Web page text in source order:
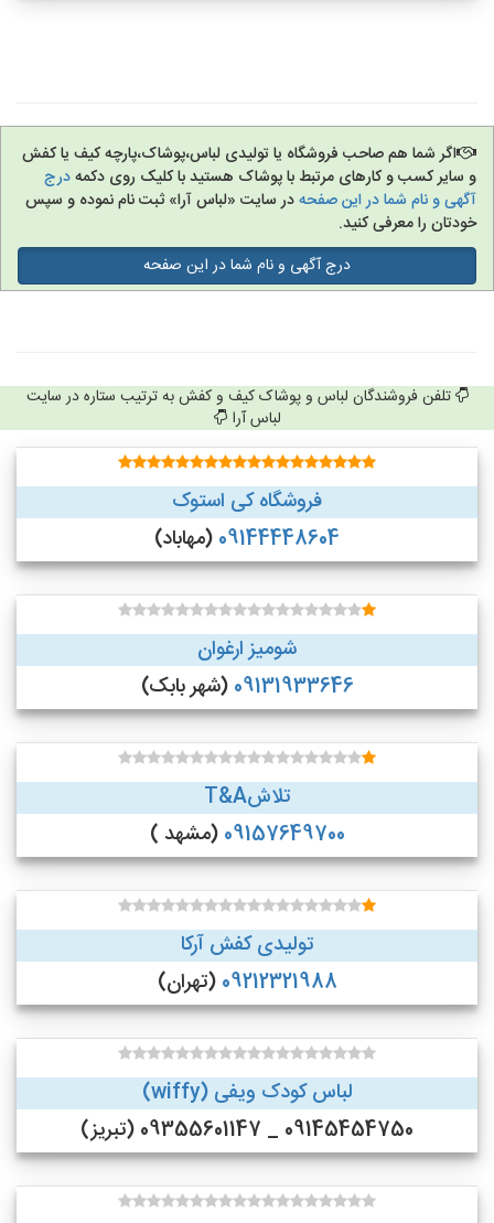
اگر شما هم صاحب فروشگاه یا تولیدی لباس،پوشاک،پارچه کیف یا کفش
و سایر کسب و کارهای مرتبط با پوشاک هستید با کلیک روی دکمهدرج
آگهی و نام شما در این صفحهدر سایت «لباس آرا» ثبت نام نموده و سپس
خودتان را معرفی کنید.
درج آگهی و نام شما در این صفحه
تلفن فروشندگان لباس و پوشاک کیف و کفش به ترتیب ستاره در سایت
لباس آرا
فروشگاه کی استوک
09144448604 (مهاباد)
شومیز ارغوان
09131933646 (شهر بابک)
تلاشT&A
09157649700 (مشهد )
تولیدی کفش آرکا
09212321988 (تهران)
لباس کودک ویفی (wiffy)
09145454750 _ 09355601147 (تبریز)